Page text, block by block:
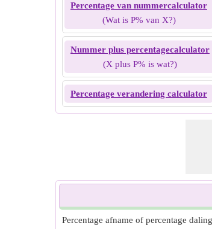
Percentage van nummercalculator
(Wat is P% van X?)
Nummer plus percentagecalculator
(X plus P% is wat?)
Percentage verandering calculator
Percentage afname of percentage